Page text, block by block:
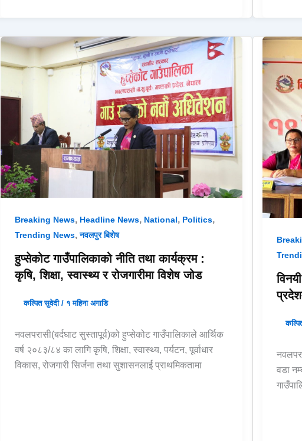
Breaking News, Headline News, National, Politics,
Trending News,नवलपुर बिशेष
हुप्सेकोट गाउँपालिकाको नीति तथा कार्यक्रम :
कृषि, शिक्षा, स्वास्थ्य र रोजगारीमा विशेष जोड
कल्पित सुवेदी / १ महिना अगाडि
नवलपरासी(बर्दघाट सुस्तापूर्व)को हुप्सेकोट गाउँपालिकाले आर्थिक
वर्ष २०८३/८४ का लागि कृषि, शिक्षा, स्वास्थ्य, पर्यटन, पूर्वाधार
विकास, रोजगारी सिर्जना तथा सुशासनलाई प्राथमिकतामा
वडा